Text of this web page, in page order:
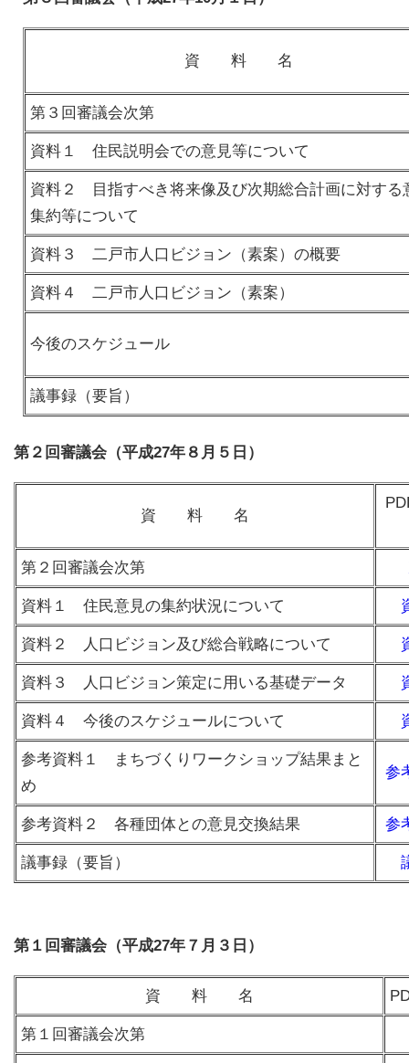
資 料 名
第３回審議会次第
資料１ 住民説明会での意見等について
資料２ 目指すべき将来像及び次期総合計画に対する
集約等について
資料３ 二戸市人口ビジョン（素案）の概要
資料４ 二戸市人口ビジョン（素案）
今後のスケジュール
議事録（要旨）
第２回審議会（平成27年８月５日）
資 料 名
第２回審議会次第
資料１ 住民意見の集約状況について
資料２ 人口ビジョン及び総合戦略について
資料３ 人口ビジョン策定に用いる基礎データ
資料４ 今後のスケジュールについて
参考資料１ まちづくりワークショップ結果まと
め
参
参考資料２ 各種団体との意見交換結果 参
議事録（要旨）
第１回審議会（平成27年７月３日）
資 料 名
第１回審議会次第